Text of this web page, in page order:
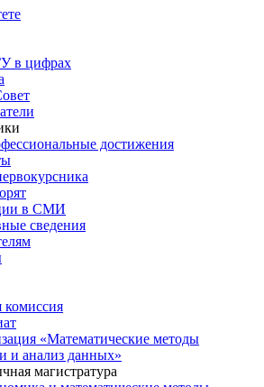
цифрах
достижения
в СМИ
сведения
«Математические методы
и анализ данных»
магистратура